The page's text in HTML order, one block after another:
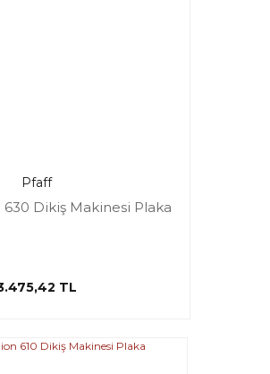
Pfaff
Dikiş Makinesi Plaka
TL